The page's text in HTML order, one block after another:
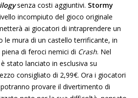
senza costi aggiuntivi. Stormy
incompiuto del gioco originale
ai giocatori di intraprendere un
le mura di un castello terrificante, in
di feroci nemici di Crash. Nel
è stato lanciato in esclusiva su
consigliato di 2,99€. Ora i giocatori
provare il divertimento di